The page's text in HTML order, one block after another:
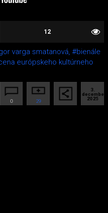
12
varga smatanová, #bienále
európskeho kultúrneho
3.
december
2025
29
0